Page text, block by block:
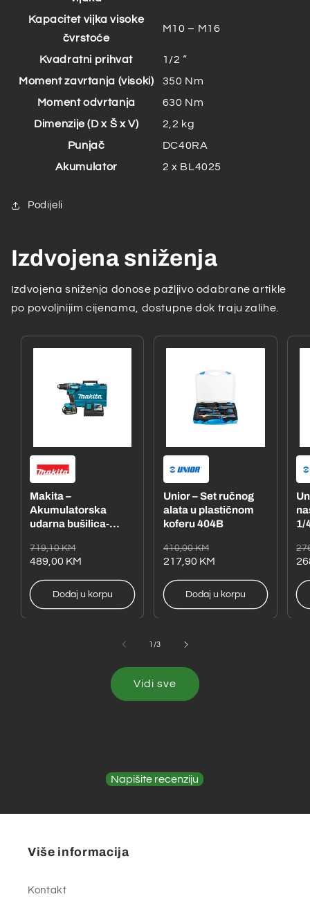
Kapacitet vijka visoke
čvrstoće
M10 – M16
Kvadratni prihvat
1/2 “
Moment zavrtanja (visoki)
350 Nm
Moment odvrtanja
630 Nm
Dimenzije (D x Š x V)
2,2 kg
Punjač
DC40RA
Akumulator
2 x BL4025
Podijeli
Izdvojena sniženja
Izdvojena sniženja donose pažljivo odabrane artikle
po povoljnijim cijenama, dostupne dok traju zalihe.
Makita –
Akumulatorska
udarna bušilica-
DHP485RFE1
Redovna
cijena
719,10 KM
Akcijska
cijena
489,00 KM
Dodaj u korpu
Unior – Set ručnog
alata u plastičnom
koferu 404B
Redovna
cijena
410,00 KM
Akcijska
cijena
217,90 KM
Dodaj u korpu
1/
1 /od
3
Vidi sve
Napišite recenziju
Više informacija
Kontakt